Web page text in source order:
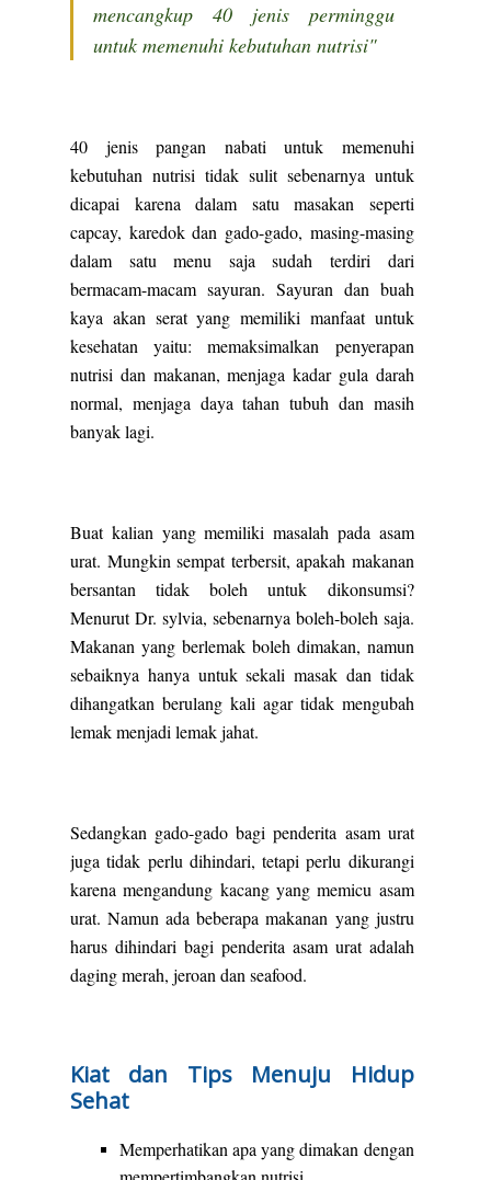
mencangkup 40 jenis perminggu
untuk memenuhi kebutuhan nutrisi"
40 jenis pangan nabati untuk memenuhi
kebutuhan nutrisi tidak sulit sebenarnya untuk
dicapai karena dalam satu masakan seperti
capcay, karedok dan gado-gado, masing-masing
dalam satu menu saja sudah terdiri dari
bermacam-macam sayuran. Sayuran dan buah
kaya akan serat yang memiliki manfaat untuk
kesehatan yaitu: memaksimalkan penyerapan
nutrisi dan makanan, menjaga kadar gula darah
normal, menjaga daya tahan tubuh dan masih
banyak lagi.
Buat kalian yang memiliki masalah pada asam
urat. Mungkin sempat terbersit, apakah makanan
bersantan tidak boleh untuk dikonsumsi?
Menurut Dr. sylvia, sebenarnya boleh-boleh saja.
Makanan yang berlemak boleh dimakan, namun
sebaiknya hanya untuk sekali masak dan tidak
dihangatkan berulang kali agar tidak mengubah
lemak menjadi lemak jahat.
Sedangkan gado-gado bagi penderita asam urat
juga tidak perlu dihindari, tetapi perlu dikurangi
karena mengandung kacang yang memicu asam
urat. Namun ada beberapa makanan yang justru
harus dihindari bagi penderita asam urat adalah
daging merah, jeroan dan seafood.
Kiat dan Tips Menuju Hidup
Sehat
Memperhatikan apa yang dimakan dengan